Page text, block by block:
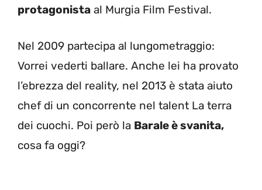
protagonista al Murgia Film Festival.
Nel 2009 partecipa al lungometraggio:
Vorrei vederti ballare. Anche lei ha provato
l’ebrezza del reality, nel 2013 è stata aiuto
chef di un concorrente nel talent La terra
dei cuochi. Poi però la Barale è svanita,
cosa fa oggi?